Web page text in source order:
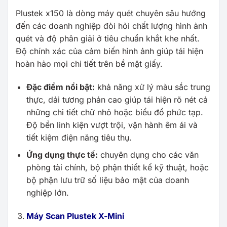
Plustek x150 là dòng máy quét chuyên sâu hướng
đến các doanh nghiệp đòi hỏi chất lượng hình ảnh
quét và độ phân giải ở tiêu chuẩn khắt khe nhất.
Độ chính xác của cảm biến hình ảnh giúp tái hiện
hoàn hảo mọi chi tiết trên bề mặt giấy.
Đặc điểm nổi bật: khả năng xử lý màu sắc trung
thực, dải tương phản cao giúp tái hiện rõ nét cả
những chi tiết chữ nhỏ hoặc biểu đồ phức tạp.
Độ bền linh kiện vượt trội, vận hành êm ái và
tiết kiệm điện năng tiêu thụ.
Ứng dụng thực tế: chuyên dụng cho các văn
phòng tài chính, bộ phận thiết kế kỹ thuật, hoặc
bộ phận lưu trữ số liệu bảo mật của doanh
nghiệp lớn.
Máy Scan Plustek X-Mini